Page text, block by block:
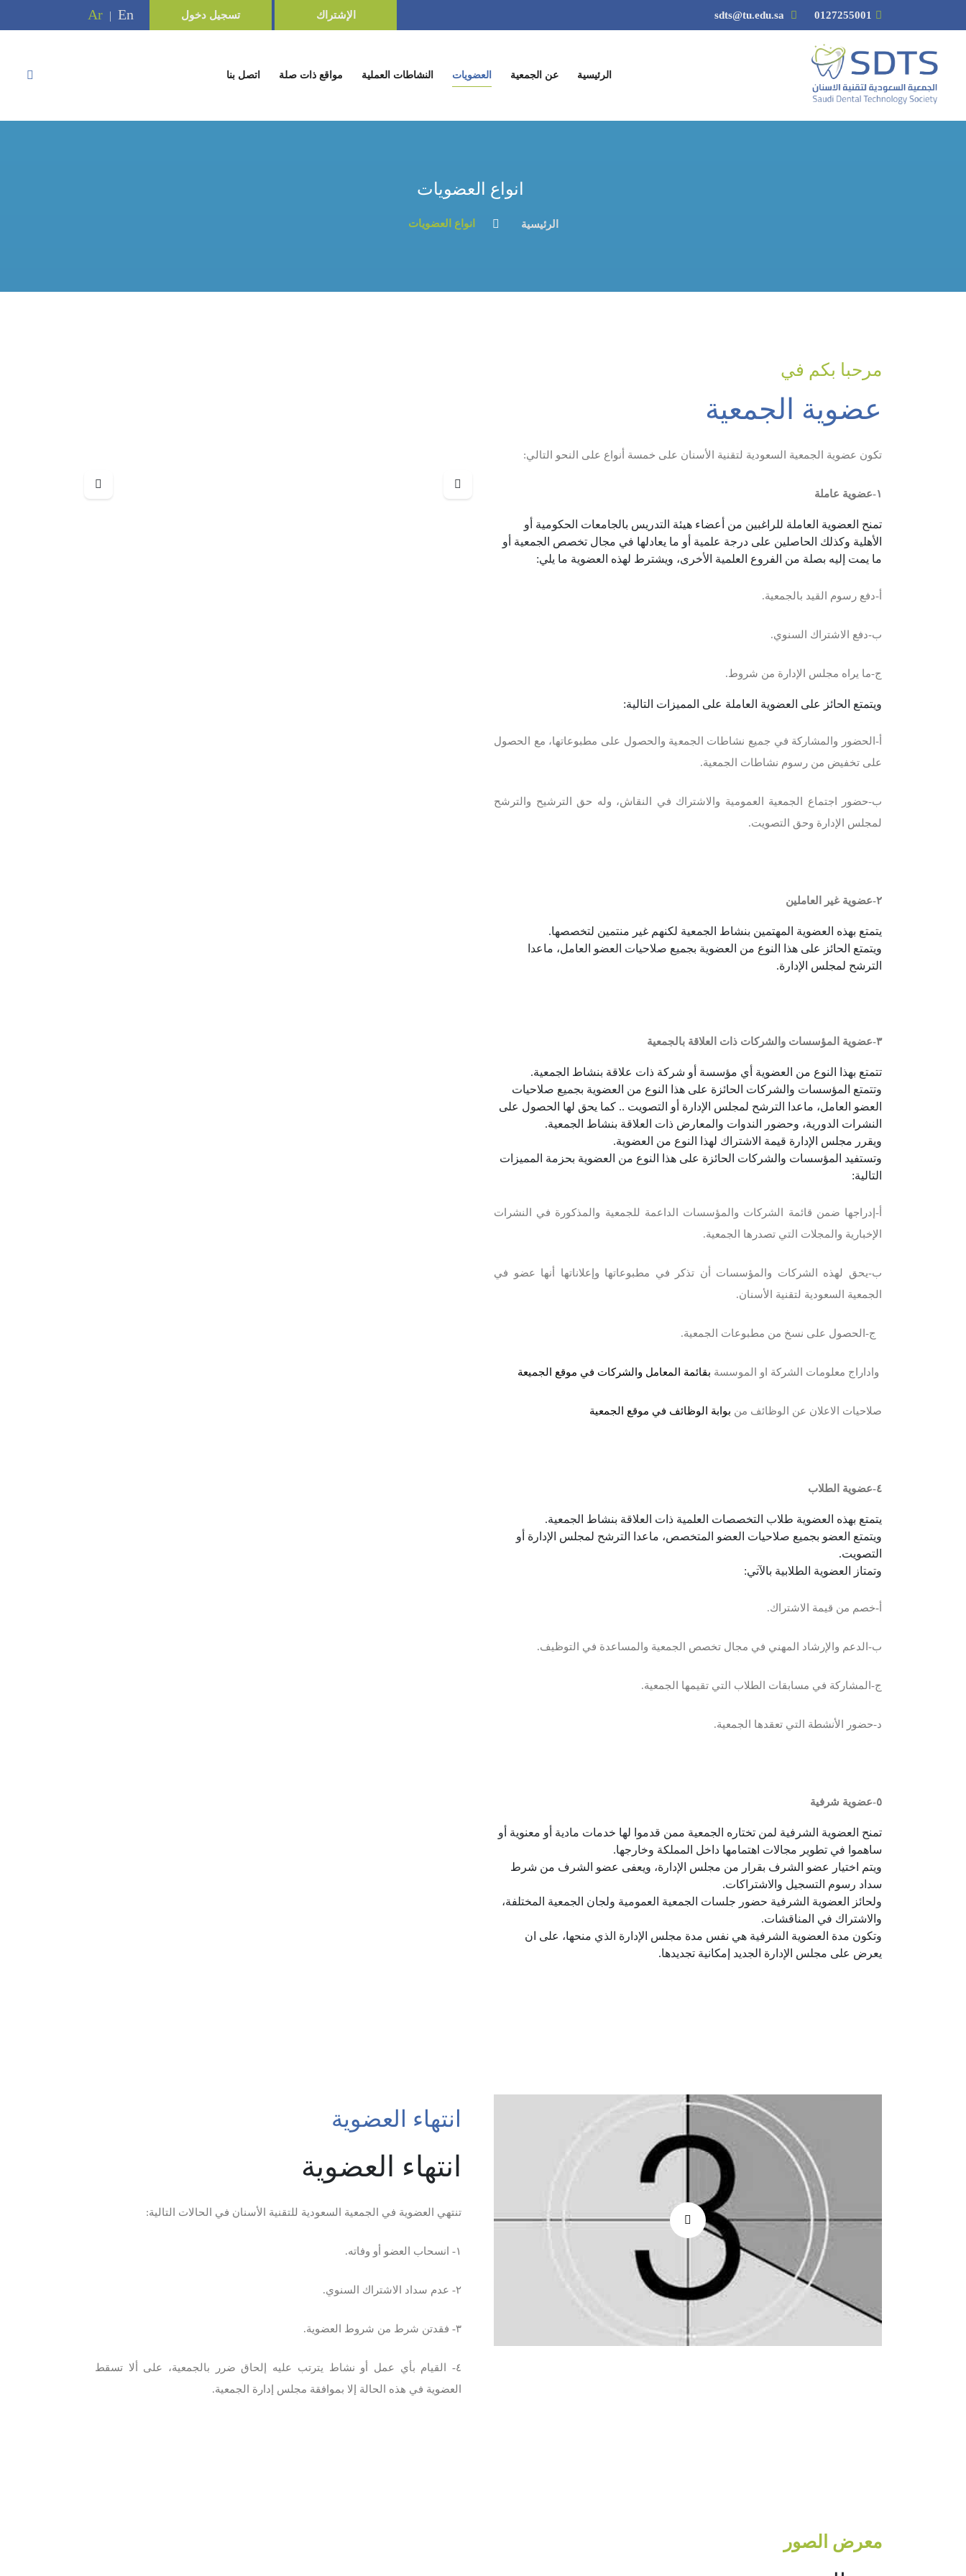
0127255001
Ar | En تسجيل دخول الإشتراك
الرئيسية عن الجمعية العضويات النشاطات العملية مواقع ذات صلة اتصل بنا
انواع العضويات
الرئيسية انواع العضويات
مرحبا بكم في
عضوية الجمعية
تكون عضوية الجمعية السعودية لتقنية الأسنان على خمسة أنواع على النحو التالي:
١-عضوية عاملة
تمنح العضوية العاملة للراغبين من أعضاء هيئة التدريس بالجامعات الحكومية أو
الأهلية وكذلك الحاصلين على درجة علمية أو ما يعادلها في مجال تخصص الجمعية أو
ما يمت إليه بصلة من الفروع العلمية الأخرى، ويشترط لهذه العضوية ما يلي:
أ-دفع رسوم القيد بالجمعية.
ب-دفع الاشتراك السنوي.
ج-ما يراه مجلس الإدارة من شروط.
ويتمتع الحائز على العضوية العاملة على المميزات التالية:
أ‌-الحضور والمشاركة في جميع نشاطات الجمعية والحصول على مطبوعاتها، مع الحصول
على تخفيض من رسوم نشاطات الجمعية.
ب‌-حضور اجتماع الجمعية العمومية والاشتراك في النقاش، وله حق الترشيح والترشح
لمجلس الإدارة وحق التصويت.
٢-عضوية غير العاملين
يتمتع بهذه العضوية المهتمين بنشاط الجمعية لكنهم غير منتمين لتخصصها.
ويتمتع الحائز على هذا النوع من العضوية بجميع صلاحيات العضو العامل، ماعدا
الترشح لمجلس الإدارة.
٣-عضوية المؤسسات والشركات ذات العلاقة بالجمعية
تتمتع بهذا النوع من العضوية أي مؤسسة أو شركة ذات علاقة بنشاط الجمعية.
وتتمتع المؤسسات والشركات الحائزة على هذا النوع من العضوية بجميع صلاحيات
العضو العامل، ماعدا الترشح لمجلس الإدارة أو التصويت .. كما يحق لها الحصول على
النشرات الدورية، وحضور الندوات والمعارض ذات العلاقة بنشاط الجمعية.
ويقرر مجلس الإدارة قيمة الاشتراك لهذا النوع من العضوية.
وتستفيد المؤسسات والشركات الحائزة على هذا النوع من العضوية بحزمة المميزات
التالية:
أ‌-إدراجها ضمن قائمة الشركات والمؤسسات الداعمة للجمعية والمذكورة في النشرات
الإخبارية والمجلات التي تصدرها الجمعية.
ب-يحق لهذه الشركات والمؤسسات أن تذكر في مطبوعاتها وإعلاناتها أنها عضو في
الجمعية السعودية لتقنية الأسنان.
ج-الحصول على نسخ من مطبوعات الجمعية.
واداراج معلومات الشركة او الموسسة بقائمة المعامل والشركات في موقع الجميعة
صلاحيات الاعلان عن الوظائف من بوابة الوظائف في موقع الجمعية
٤-عضوية الطلاب
يتمتع بهذه العضوية طلاب التخصصات العلمية ذات العلاقة بنشاط الجمعية.
ويتمتع العضو بجميع صلاحيات العضو المتخصص، ماعدا الترشح لمجلس الإدارة أو
التصويت.
وتمتاز العضوية الطلابية بالآتي:
أ-خصم من قيمة الاشتراك.
ب-الدعم والإرشاد المهني في مجال تخصص الجمعية والمساعدة في التوظيف.
ج-المشاركة في مسابقات الطلاب التي تقيمها الجمعية.
د-حضور الأنشطة التي تعقدها الجمعية.
٥-عضوية شرفية
تمنح العضوية الشرفية لمن تختاره الجمعية ممن قدموا لها خدمات مادية أو معنوية أو
ساهموا في تطوير مجالات اهتمامها داخل المملكة وخارجها.
ويتم اختيار عضو الشرف بقرار من مجلس الإدارة، ويعفى عضو الشرف من شرط
سداد رسوم التسجيل والاشتراكات.
ولحائز العضوية الشرفية حضور جلسات الجمعية العمومية ولجان الجمعية المختلفة،
والاشتراك في المناقشات.
وتكون مدة العضوية الشرفية هي نفس مدة مجلس الإدارة الذي منحها، على ان
يعرض على مجلس الإدارة الجديد إمكانية تجديدها.
انتهاء العضوية
انتهاء العضوية
تنتهي العضوية في الجمعية السعودية للتقنية الأسنان في الحالات التالية:
١- انسحاب العضو أو وفاته.
٢- عدم سداد الاشتراك السنوي.
٣- فقدتن شرط من شروط العضوية.
٤- القيام بأي عمل أو نشاط يترتب عليه إلحاق ضرر بالجمعية، على ألا تسقط
العضوية في هذه الحالة إلا بموافقة مجلس إدارة الجمعية.
معرض الصور